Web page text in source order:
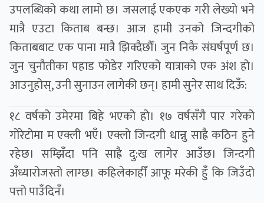
उपलब्धिको कथा लामो छ। जसलाई एकएक गरी लेख्यो भने
मात्रै एउटा किताब बन्छ। आज हामी उनको जिन्दगीको
किताबबाट एक पाना मात्रै झिक्दैछौँ। जुन निकै संघर्षपूर्ण छ।
जुन चुनौतीका पहाड फोडेर गरिएको यात्राको एक अंश हो।
आउनुहोस्, उनी सुनाउन लागेकी छन्। हामी सुनेर साथ दिऊँ:
१८ वर्षको उमेरमा बिहे भएको हो। १७ वर्षसँगै पार गरेको
गोरेटोमा म एक्ली भएँ। एक्लो जिन्दगी धान्नु साह्रै कठिन हुने
रहेछ। सम्झिँदा पनि साह्रै दु:ख लागेर आउँछ। जिन्दगी
अँध्यारोजस्तो लाग्छ। कहिलेकाहीँ आफू मरेकी हुँ कि जिउँदो
पत्तो पाउँदिनँ।